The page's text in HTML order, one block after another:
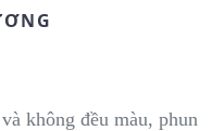
không đều màu, phun